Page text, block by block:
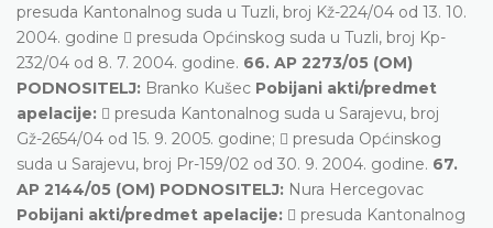
presuda Kantonalnog suda u Tuzli, broj Kž-224/04 od 13. 10.
2004. godine  presuda Općinskog suda u Tuzli, broj Kp-
232/04 od 8. 7. 2004. godine. 66. AP 2273/05 (OM)
PODNOSITELJ: Branko Kušec Pobijani akti/predmet
apelacije:  presuda Kantonalnog suda u Sarajevu, broj
Gž-2654/04 od 15. 9. 2005. godine;  presuda Općinskog
suda u Sarajevu, broj Pr-159/02 od 30. 9. 2004. godine. 67.
AP 2144/05 (OM) PODNOSITELJ: Nura Hercegovac
Pobijani akti/predmet apelacije:  presuda Kantonalnog